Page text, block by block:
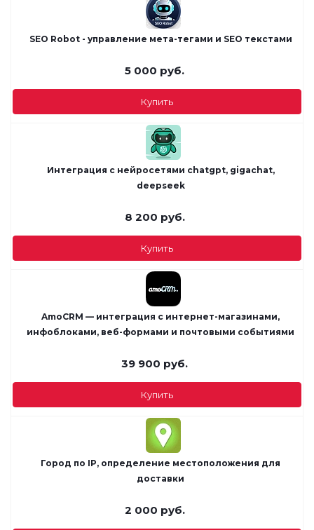
SEO Robot - управление мета-тегами и SEO текстами
5 000 руб.
Купить
Интеграция с нейросетями chatgpt, gigachat,
deepseek
8 200 руб.
Купить
AmoCRM — интеграция с интернет-магазинами,
инфоблоками, веб-формами и почтовыми событиями
39 900 руб.
Купить
Город по IP, определение местоположения для
доставки
2 000 руб.